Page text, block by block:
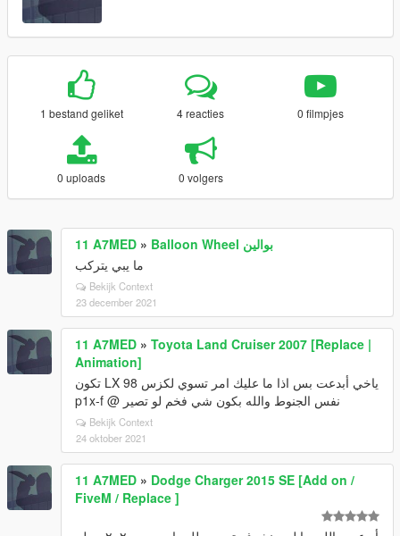
1 bestand geliket 4 reacties 0 filmpjes
0 uploads 0 volgers
11 A7MED »
Balloon Wheel بوالين
ما يبي يتركب
Bekijk Context
23 december 2021
11 A7MED » Toyota Land Cruiser 2007 [Replace |
Animation]
ياخي أبدعت بس اذا ما عليك امر تسوي لكزس LX 98 تكون
نفس الجنوط والله بكون شي فخم لو تصير @ p1x-f
Bekijk Context
24 oktober 2021
11 A7MED » Dodge Charger 2015 SE [Add on /
FiveM / Replace ]